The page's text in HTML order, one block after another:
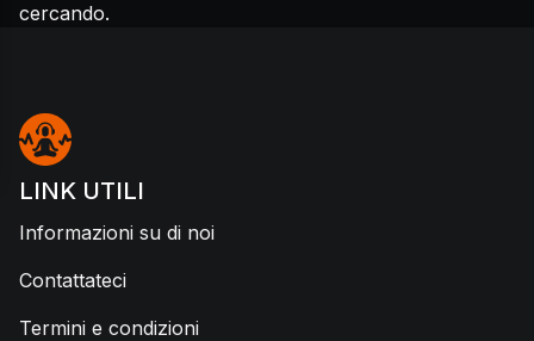
cercando.
LINK UTILI
Informazioni su di noi
Contattateci
Termini e condizioni